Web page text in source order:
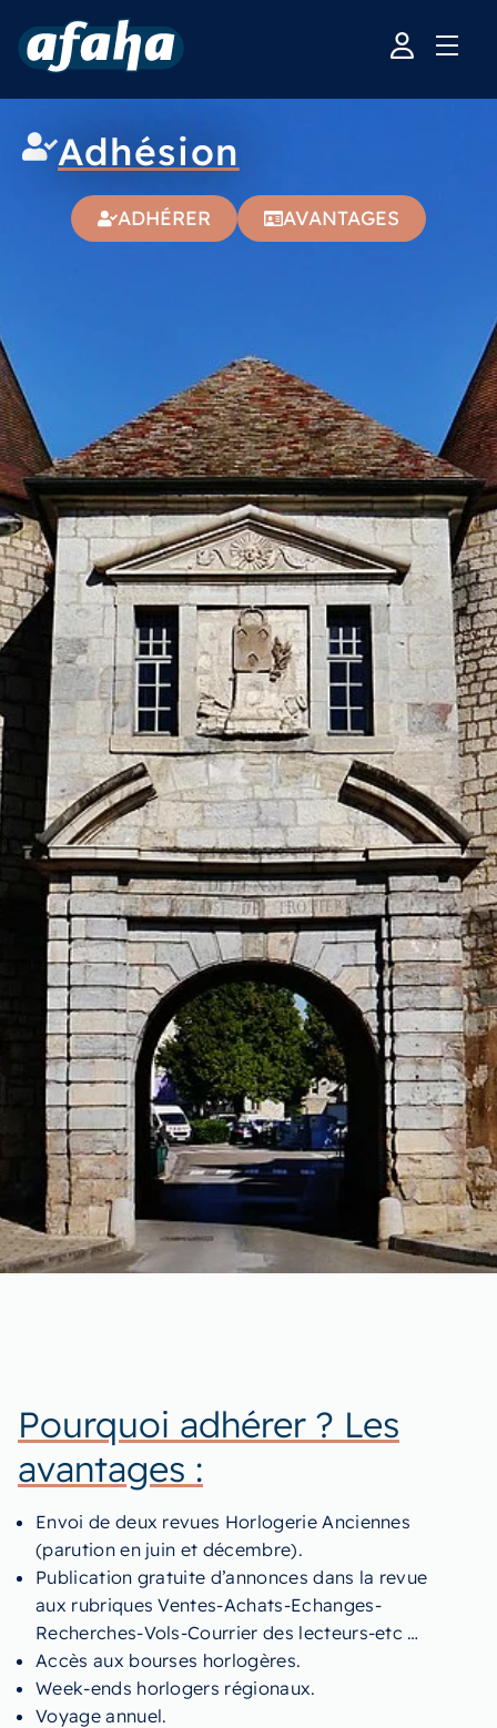
Adhésion
ADHÉRER AVANTAGES
Pourquoi adhérer ? Les
avantages :
Envoi de deux revues Horlogerie Anciennes
(parution en juin et décembre).
Publication gratuite d’annonces dans la revue
aux rubriques Ventes-Achats-Echanges-
Recherches-Vols-Courrier des lecteurs-etc …
Accès aux bourses horlogères.
Week-ends horlogers régionaux.
Voyage annuel.